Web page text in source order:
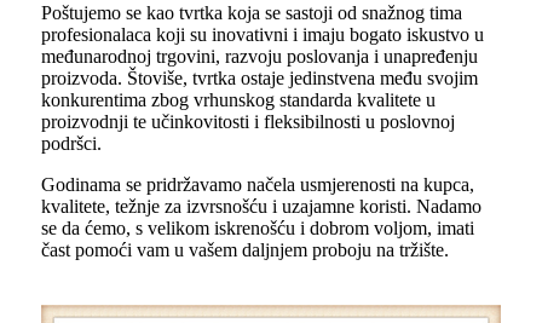
Poštujemo se kao tvrtka koja se sastoji od snažnog tima
profesionalaca koji su inovativni i imaju bogato iskustvo u
međunarodnoj trgovini, razvoju poslovanja i unapređenju
proizvoda. Štoviše, tvrtka ostaje jedinstvena među svojim
konkurentima zbog vrhunskog standarda kvalitete u
proizvodnji te učinkovitosti i fleksibilnosti u poslovnoj
podršci.
Godinama se pridržavamo načela usmjerenosti na kupca,
kvalitete, težnje za izvrsnošću i uzajamne koristi. Nadamo
se da ćemo, s velikom iskrenošću i dobrom voljom, imati
čast pomoći vam u vašem daljnjem proboju na tržište.